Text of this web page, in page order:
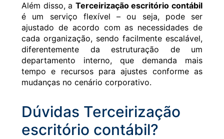
Além disso, a Terceirização escritório contábil
é um serviço flexível – ou seja, pode ser
ajustado de acordo com as necessidades de
cada organização, sendo facilmente escalável,
diferentemente da estruturação de um
departamento interno, que demanda mais
tempo e recursos para ajustes conforme as
mudanças no cenário corporativo.
Dúvidas Terceirização
escritório contábil?